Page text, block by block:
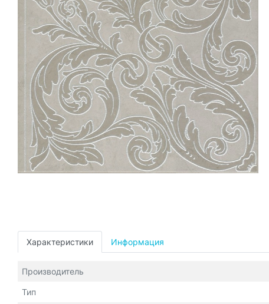
Характеристики Информация
Производитель
Тип